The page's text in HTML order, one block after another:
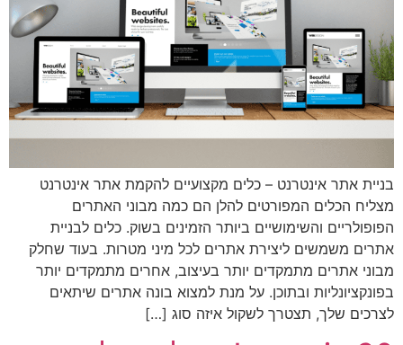
בניית אתר אינטרנט – כלים מקצועיים להקמת אתר אינטרנט
מצליח הכלים המפורטים להלן הם כמה מבוני האתרים
הפופולריים והשימושיים ביותר הזמינים בשוק. כלים לבניית
אתרים משמשים ליצירת אתרים לכל מיני מטרות. בעוד שחלק
מבוני אתרים מתמקדים יותר בעיצוב, אחרים מתמקדים יותר
בפונקציונליות ובתוכן. על מנת למצוא בונה אתרים שיתאים
לצרכים שלך, תצטרך לשקול איזה סוג […]